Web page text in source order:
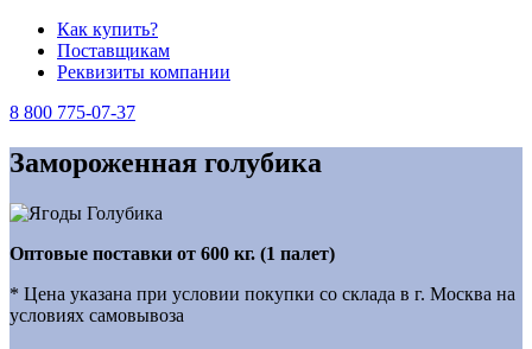
Как купить?
Поставщикам
Реквизиты компании
8 800 775-07-37
Замороженная голубика
Оптовые поставки от 600 кг. (1 палет)
* Цена указана при условии покупки со склада в г. Москва на
условиях самовывоза